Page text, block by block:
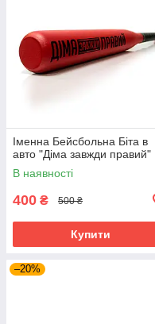
Іменна Бейсбольна Біта в
авто "Діма завжди правий"
В наявності
400 ₴ 500 ₴
Купити
–20%